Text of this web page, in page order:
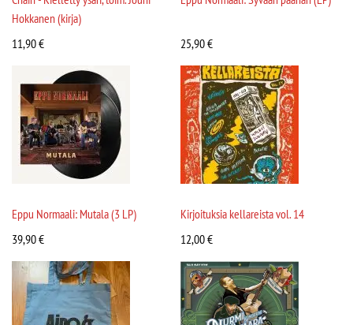
Hokkanen (kirja)
11,90€ 25,90€
Eppu Normaali: Mutala (3 LP)
39,90€
Kirjoituksia kellareista vol. 14
12,00€